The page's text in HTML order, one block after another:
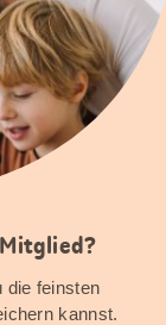
die feinsten
kannst.